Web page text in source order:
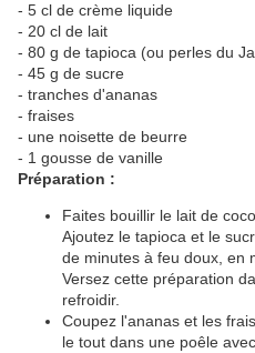
- 5 cl de crème liquide
- 20 cl de lait
- 80 g de tapioca (ou perles du
- 45 g de sucre
- tranches d'ananas
- fraises
- une noisette de beurre
- 1 gousse de vanille
Préparation :
Faites bouillir le lait de
Ajoutez le tapioca et le
de minutes à feu doux, en
Versez cette préparation
refroidir.
Coupez l'ananas et les
le tout dans une poêle